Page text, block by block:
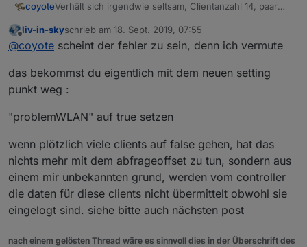
coyoteVerhält sich irgendwie seltsam, Clientanzahl 14, paar
dann wieder 3.
Ich erhöhe mal noch die Abfragezeit
EDIT: Abfragezyklus 60 Sekunden, Offset 35 Sekunden
Offline
liv-in-skyschrieb am 18. Sept. 2019, 07:55
zuletzt editiert von
@coyote scheint der fehler zu sein, denn ich vermute
das bekommst du eigentlich mit dem neuen setting
punkt weg :
"problemWLAN" auf true setzen
wenn plötzlich viele clients auf false gehen, hat das
nichts mehr mit dem abfrageoffset zu tun, sondern aus
einem mir unbekannten grund, werden vom controller
die daten für diese clients nicht übermittelt obwohl sie
eingelogt sind. siehe bitte auch nächsten post
nach einem gelösten Thread wäre es sinnvoll dies in der Überschrift des